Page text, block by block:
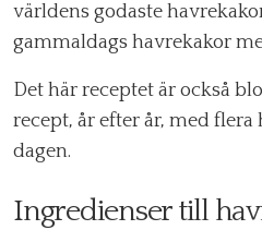
världens godaste
gammaldags havrekakor
Det här receptet är också
recept, år efter år, med
dagen.
Ingredienser till